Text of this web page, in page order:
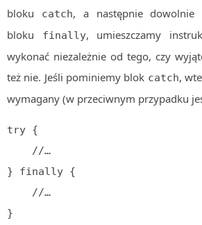
bloku
catch, a następnie dowolnie
bloku
finally, umieszczamy
wykonać niezależnie od tego, czy
też nie. Jeśli pominiemy blok catch,
wymagany (w przeciwnym przypadku
try {
} finally {
}